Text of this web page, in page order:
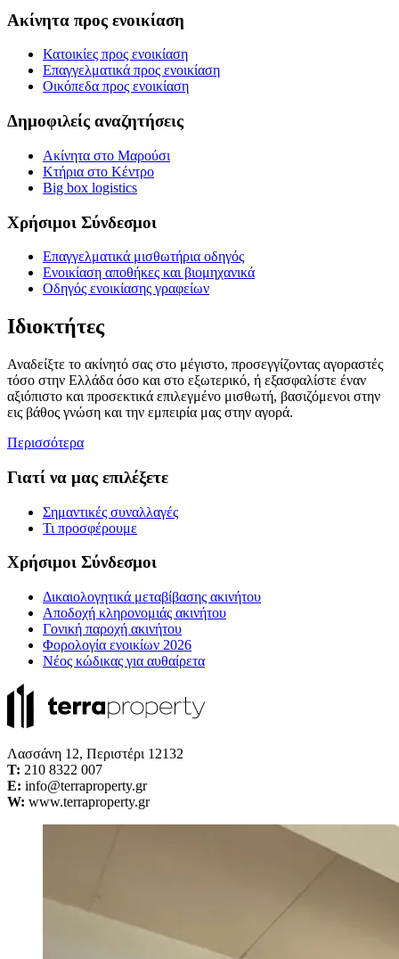
Ακίνητα προς ενοικίαση
Κατοικίες προς ενοικίαση
Επαγγελματικά προς ενοικίαση
Οικόπεδα προς ενοικίαση
Δημοφιλείς αναζητήσεις
Ακίνητα στο Μαρούσι
Κτήρια στο Κέντρο
Big box logistics
Χρήσιμοι Σύνδεσμοι
Επαγγελματικά μισθωτήρια οδηγός
Ενοικίαση αποθήκες και βιομηχανικά
Οδηγός ενοικίασης γραφείων
Ιδιοκτήτες
Αναδείξτε το ακίνητό σας στο μέγιστο, προσεγγίζοντας αγοραστές
τόσο στην Ελλάδα όσο και στο εξωτερικό, ή εξασφαλίστε έναν
αξιόπιστο και προσεκτικά επιλεγμένο μισθωτή, βασιζόμενοι στην
εις βάθος γνώση και την εμπειρία μας στην αγορά.
Περισσότερα
Γιατί να μας επιλέξετε
Σημαντικές συναλλαγές
Τι προσφέρουμε
Χρήσιμοι Σύνδεσμοι
Δικαιολογητικά μεταβίβασης ακινήτου
Αποδοχή κληρονομιάς ακινήτου
Γονική παροχή ακινήτου
Φορολογία ενοικίων 2026
Νέος κώδικας για αυθαίρετα
Λασσάνη 12, Περιστέρι 12132
Τ: 210 8322 007
E: info@terraproperty.gr
W: www.terraproperty.gr